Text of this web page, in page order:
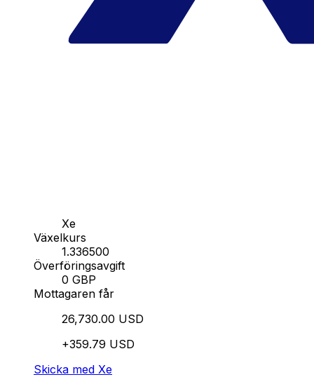
Xe
Växelkurs
1.336500
Överföringsavgift
0 GBP
Mottagaren får
26,730.00 USD
+359.79 USD
Skicka med Xe